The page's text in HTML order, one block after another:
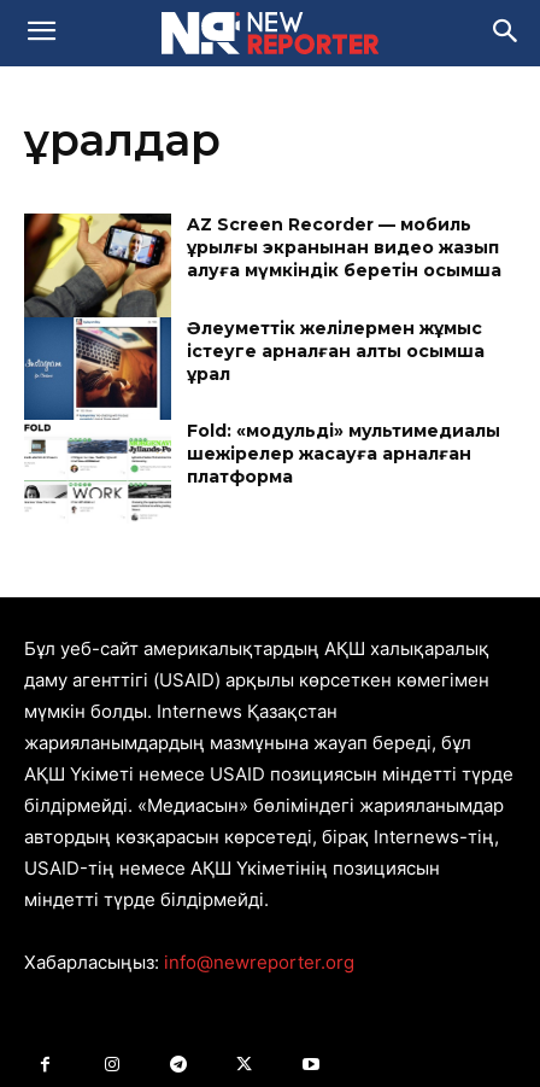
құралдар
AZ Screen Recorder — мобиль
құрылғы экранынан видео жазып
алуға мүмкіндік беретін қосымша
Әлеуметтік желілермен жұмыс
істеуге арналған алты қосымша
құрал
Fold: «модульді» мультимедиалық
шежірелер жасауға арналған
платформа
Бұл уеб-сайт америкалықтардың АҚШ халықаралық
даму агенттігі (USAID) арқылы көрсеткен көмегімен
мүмкін болды. Internews Қазақстан
жарияланымдардың мазмұнына жауап береді, бұл
АҚШ Үкіметі немесе USAID позициясын міндетті түрде
білдірмейді. «Медиасын» бөліміндегі жарияланымдар
автордың көзқарасын көрсетеді, бірақ Internews-тің,
USAID-тің немесе АҚШ Үкіметінің позициясын
міндетті түрде білдірмейді.
Хабарласыңыз: info@newreporter.org